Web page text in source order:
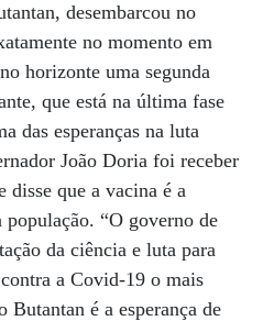
desembarcou no
no momento em
horizonte uma segunda
que está na última fase
das esperanças na luta
João Doria foi receber
disse que a vacina é a
“O governo de
da ciência e luta para
a Covid-19 o mais
é a esperança de